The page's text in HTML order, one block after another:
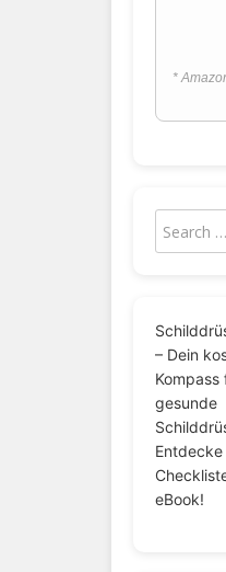
*
– Dein
Kompass
gesunde
Entdecke
eBook!